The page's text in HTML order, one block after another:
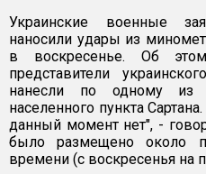
Украинские военные
наносили удары из
в воскресенье. Об
представители
нанесли по одному из
населенного пункта
данный момент нет", -
было размещено около
времени (с воскресенья на